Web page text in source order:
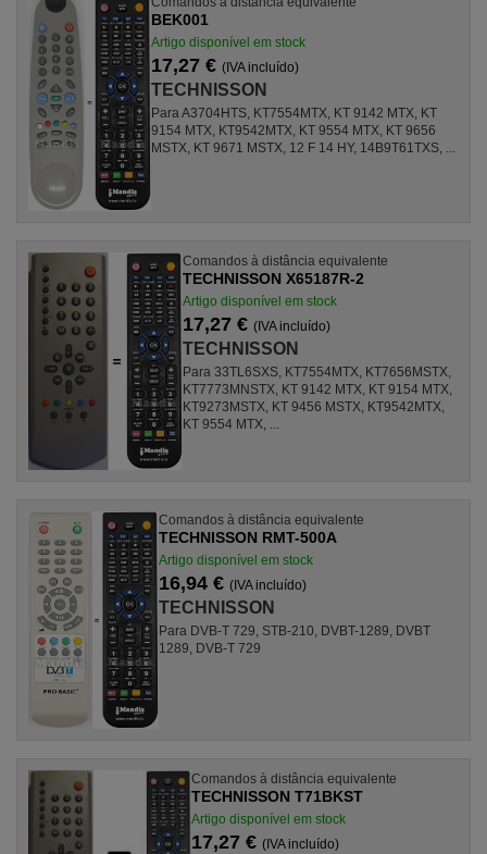
BEK001
Artigo disponível em stock
17,27 €(IVA incluído)
TECHNISSON
Para A3704HTS, KT7554MTX, KT 9142 MTX, KT
9154 MTX, KT9542MTX, KT 9554 MTX, KT 9656
MSTX, KT 9671 MSTX, 12 F 14 HY, 14B9T61TXS, ...
Comandos à distância equivalente
TECHNISSON X65187R-2
Artigo disponível em stock
17,27 €(IVA incluído)
TECHNISSON
Para 33TL6SXS, KT7554MTX, KT7656MSTX,
KT7773MNSTX, KT 9142 MTX, KT 9154 MTX,
KT9273MSTX, KT 9456 MSTX, KT9542MTX,
KT 9554 MTX, ...
Comandos à distância equivalente
TECHNISSON RMT-500A
Artigo disponível em stock
16,94 € (IVA incluído)
TECHNISSON
Para DVB-T 729, STB-210, DVBT-1289, DVBT
1289, DVB-T 729
Comandos à distância equivalente
TECHNISSON T71BKST
Artigo disponível em stock
17,27 € (IVA incluído)